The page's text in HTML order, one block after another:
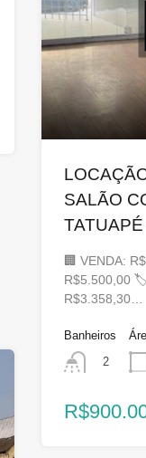
SALÃO
🏢 VENDA:
R$5.500,00
R$3.358,30…
Banheiros
2